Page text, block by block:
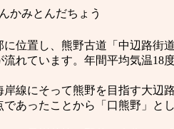
かみとんだちょう
に位置し、熊野古道「中辺路街
れています。年間平均気温18
線にそって熊野を目指す大辺
あったことから「口熊野」と